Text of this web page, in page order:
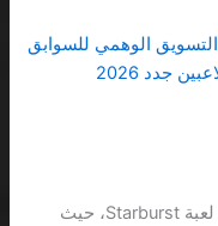
icombet كازينو 220 free spins بونص لاعبين جدد 2026
لنأخذ مثالًا واضحًا: إذا لعبت 95 لفّة على لعبة Starburst، حيث